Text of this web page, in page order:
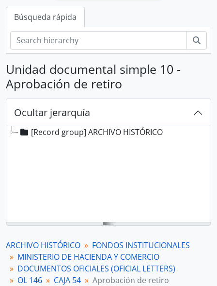
Búsqueda rápida
Unidad documental simple 10 -
Aprobación de retiro
Ocultar jerarquía
[Record group] ARCHIVO HISTÓRICO
ARCHIVO HISTÓRICO
FONDOS INSTITUCIONALES
MINISTERIO DE HACIENDA Y COMERCIO
DOCUMENTOS OFICIALES (OFICIAL LETTERS)
OL 146
CAJA 54 Aprobación de retiro